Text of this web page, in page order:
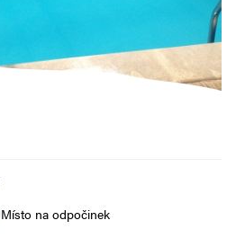
Místo na odpočinek